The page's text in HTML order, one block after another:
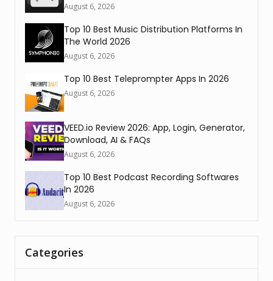
August 6, 2026
Top 10 Best Music Distribution Platforms In
The World 2026
August 6, 2026
Top 10 Best Teleprompter Apps In 2026
August 6, 2026
VEED.io Review 2026: App, Login, Generator,
Download, AI & FAQs
August 6, 2026
Top 10 Best Podcast Recording Softwares
In 2026
August 6, 2026
Categories